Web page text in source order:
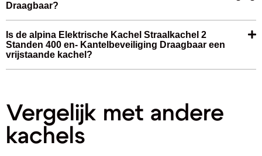
Draagbaar?
Is de alpina Elektrische Kachel Straalkachel 2
Standen 400 en- Kantelbeveiliging Draagbaar een
vrijstaande kachel?
Vergelijk met andere
kachels